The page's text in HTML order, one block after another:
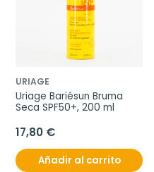
URIAGE
Uriage Bariésun Bruma
Seca SPF50+, 200 ml
17,80 €
Añadir al carrito